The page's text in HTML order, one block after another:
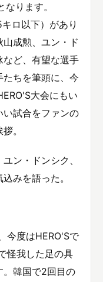
ります。
ロ以下）があり
成勲、ユン・ド
など、有望な選手
ちを筆頭に、今
大会にもい
い試合をファンの
。
ン・ドンシク、
みを語った。
今度はHERO'Sで
怪我した足の具
。韓国で2回目の